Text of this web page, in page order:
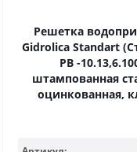
Решетка
Gidrolica Standart
РВ -
штампованная
оцинкованная,